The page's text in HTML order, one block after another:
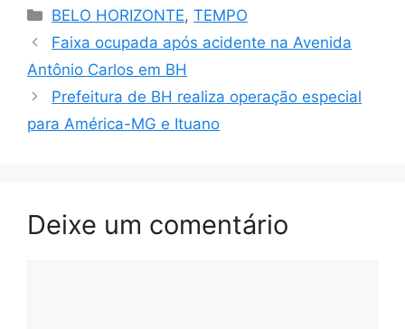
Categorias
BELO HORIZONTE,TEMPO
Faixa ocupada após acidente na Avenida
Antônio Carlos em BH
Prefeitura de BH realiza operação especial
para América-MG e Ituano
Deixe um comentário